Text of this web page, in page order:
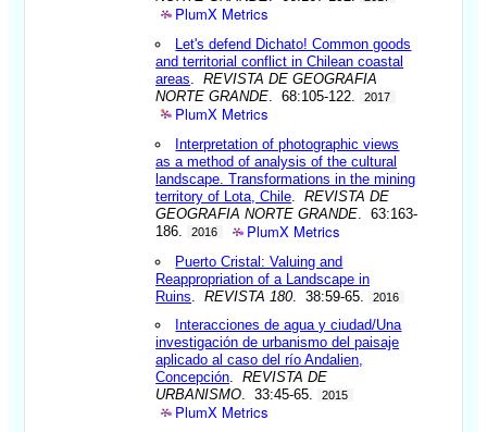
PlumX Metrics
Let's defend Dichato! Common goods
and territorial conflict in Chilean coastal
areas .REVISTA DE GEOGRAFIA
NORTE GRANDE . 68:105-122. 2017
PlumX Metrics
Interpretation of photographic views
as a method of analysis of the cultural
landscape. Transformations in the mining
territory of Lota, Chile .REVISTA DE
GEOGRAFIA NORTE GRANDE . 63:163-
186.
2016 PlumX Metrics
Puerto Cristal: Valuing and
Reappropriation of a Landscape in
Ruins .REVISTA 180. 38:59-65. 2016
Interacciones de agua y ciudad/Una
investigación de urbanismo del paisaje
aplicado al caso del río Andalien,
Concepción .REVISTA DE
URBANISMO . 33:45-65. 2015
PlumX Metrics